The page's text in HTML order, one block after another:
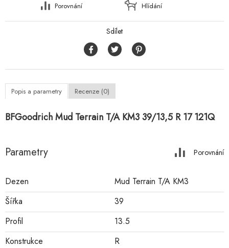
Porovnání
Hlídání
Sdílet
Popis a parametry Recenze (0)
BFGoodrich Mud Terrain T/A KM3 39/13,5 R 17 121Q
Parametry Porovnání
Dezen
Mud Terrain T/A KM3
Šířka
39
Profil
13.5
Konstrukce
R